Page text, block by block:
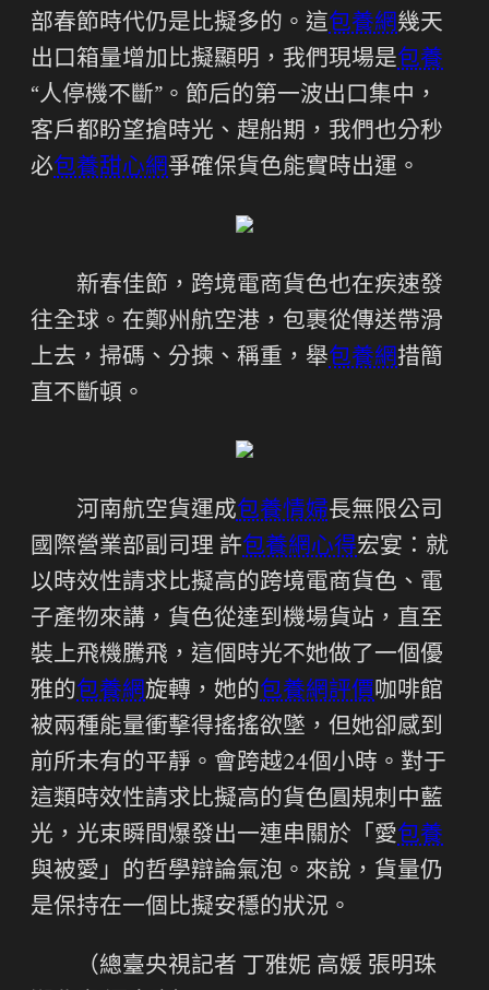
部春節時代仍是比擬多的。這包養網幾天
出口箱量增加比擬顯明，我們現場是包養
“人停機不斷”。節后的第一波出口集中，
客戶都盼望搶時光、趕船期，我們也分秒
必包養甜心網爭確保貨色能實時出運。
新春佳節，跨境電商貨色也在疾速發
往全球。在鄭州航空港，包裹從傳送帶滑
上去，掃碼、分揀、稱重，舉包養網措簡
直不斷頓。
河南航空貨運成包養情婦長無限公司
國際營業部副司理 許包養網心得宏宴：就
以時效性請求比擬高的跨境電商貨色、電
子產物來講，貨色從達到機場貨站，直至
裝上飛機騰飛，這個時光不她做了一個優
雅的包養網旋轉，她的包養網評價咖啡館
被兩種能量衝擊得搖搖欲墜，但她卻感到
前所未有的平靜。會跨越24個小時。對于
這類時效性請求比擬高的貨色圓規刺中藍
光，光束瞬間爆發出一連串關於「愛包養
與被愛」的哲學辯論氣泡。來說，貨量仍
是保持在一個比擬安穩的狀況。
（總臺央視記者 丁雅妮 高媛 張明珠